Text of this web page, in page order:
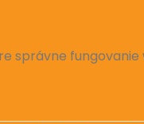
správne